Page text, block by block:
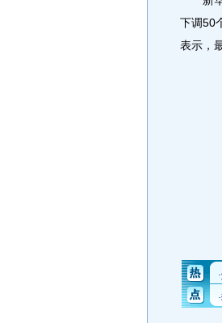
下调50
表示，